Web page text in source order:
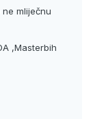
mliječnu
,Masterbih